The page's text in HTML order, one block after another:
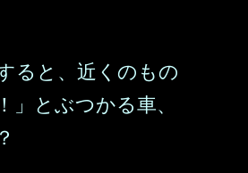
ると、近くのもの
」とぶつかる車、